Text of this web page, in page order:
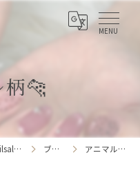
柄🐆
北海道江別市のネイルサロンならnailsalon YUTARI ブログ アニマル柄🐆